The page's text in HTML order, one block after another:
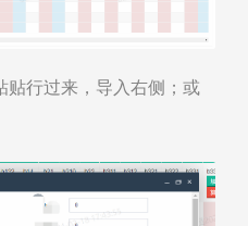
贴行过来，导入右侧；或